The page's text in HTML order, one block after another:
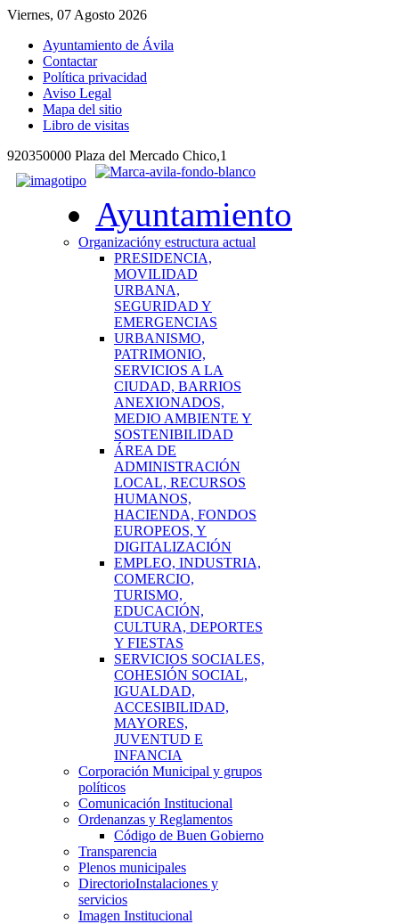
Viernes, 07 Agosto 2026
Ayuntamiento de Ávila
Contactar
Política privacidad
Aviso Legal
Mapa del sitio
Libro de visitas
920350000 Plaza del Mercado Chico,1
Ayuntamiento
Organizacióny estructura actual
PRESIDENCIA,
MOVILIDAD
URBANA,
SEGURIDAD Y
EMERGENCIAS
URBANISMO,
PATRIMONIO,
SERVICIOS A LA
CIUDAD, BARRIOS
ANEXIONADOS,
MEDIO AMBIENTE Y
SOSTENIBILIDAD
ÁREA DE
ADMINISTRACIÓN
LOCAL, RECURSOS
HUMANOS,
HACIENDA, FONDOS
EUROPEOS, Y
DIGITALIZACIÓN
EMPLEO, INDUSTRIA,
COMERCIO,
TURISMO,
EDUCACIÓN,
CULTURA, DEPORTES
Y FIESTAS
SERVICIOS SOCIALES,
COHESIÓN SOCIAL,
IGUALDAD,
ACCESIBILIDAD,
MAYORES,
JUVENTUD E
INFANCIA
Corporación Municipal y grupos
políticos
Comunicación Institucional
Ordenanzas y Reglamentos
Código de Buen Gobierno
Transparencia
Plenos municipales
DirectorioInstalaciones y
servicios
Imagen Institucional